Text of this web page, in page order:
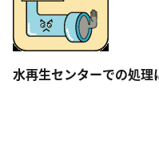
水再生センターでの処理